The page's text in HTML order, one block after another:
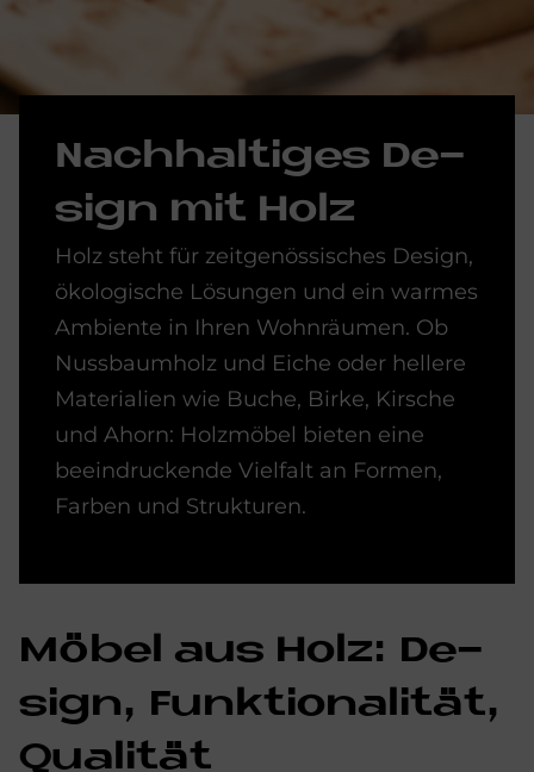
Nach­hal­ti­ges De­
sign mit Holz
Holz steht für zeitgenössisches Design,
ökologische Lösungen und ein warmes
Ambiente in Ihren Wohnräumen. Ob
Nussbaumholz und Eiche oder hellere
Materialien wie Buche, Birke, Kirsche
und Ahorn: Holzmöbel bieten eine
beeindruckende Vielfalt an Formen,
Farben und Strukturen.
Mö­bel aus Holz: De­
sign, Funk­tio­na­li­tät,
Qua­li­tät